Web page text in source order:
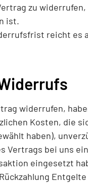
zu
ist.
reicht es
widerrufen,
Kosten, die
haben),
Vertrags bei uns
eingesetzt